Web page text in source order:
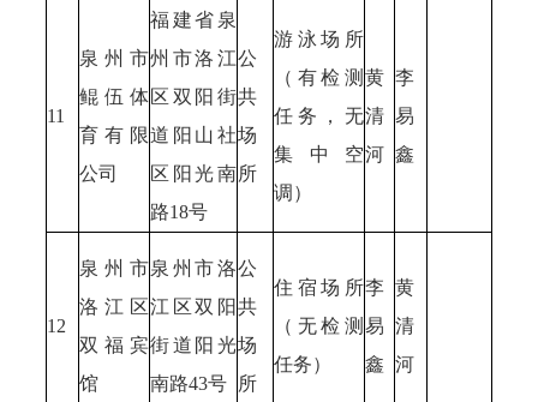
11
泉州市
鲲伍体
育有限
公司
福建省泉
州市洛江
区双阳街
道阳山社
区阳光南
路18号
公
共
场
所
游泳场所
（有检测
任务，无
集中空
调）
黄
清
河
李
易
鑫
12
泉州市
洛江区
双福宾
馆
泉州市洛
江区双阳
街道阳光
南路43号
公
共
场
所
住宿场所
（无检测
任务）
李
易
鑫
黄
清
河